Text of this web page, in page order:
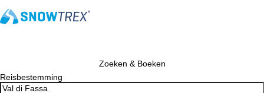
Zoeken & Boeken
Reisbestemming